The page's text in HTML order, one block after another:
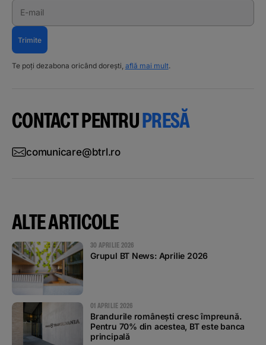
E-mail
Trimite
Te poți dezabona oricând dorești, află mai mult.
CONTACT PENTRUPRESĂ
comunicare@btrl.ro
ALTE ARTICOLE
30 APRILIE 2026
Grupul BT News: Aprilie 2026
01 APRILIE 2026
Brandurile românești cresc împreună.
Pentru 70% din acestea, BT este banca
principală